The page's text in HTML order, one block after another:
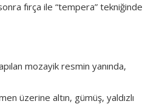
fırça ile “tempera” tekniğinde
mozayik resmin yanında,
üzerine altın, gümüş, yaldızlı